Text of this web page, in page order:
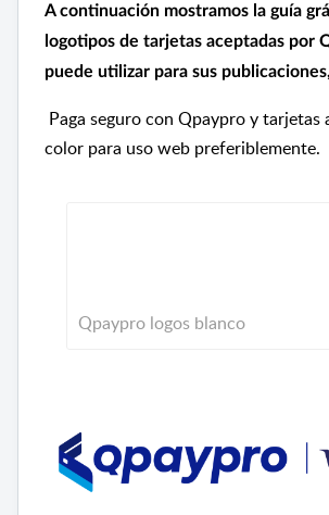
A continuación mostramos la guía
logotipos de tarjetas aceptadas por
puede utilizar para sus
Paga seguro con Qpaypro y tarjetas
color para uso web preferiblemente.
Qpaypro logos blanco